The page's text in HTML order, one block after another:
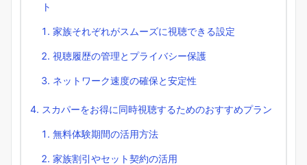
ト
家族それぞれがスムーズに視聴できる設定
視聴履歴の管理とプライバシー保護
ネットワーク速度の確保と安定性
スカパーをお得に同時視聴するためのおすすめプラン
無料体験期間の活用方法
家族割引やセット契約の活用